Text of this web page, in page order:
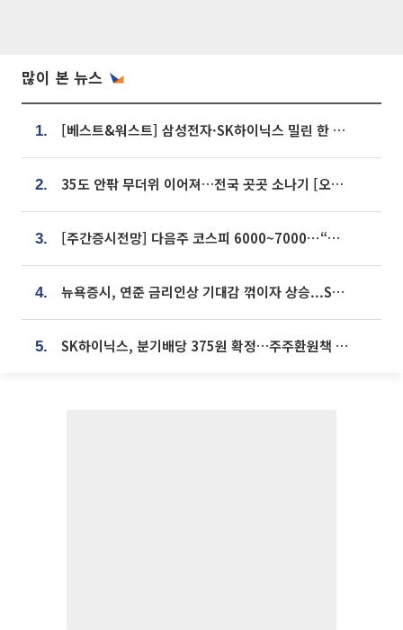
많이 본 뉴스
1. [베스트&워스트] 삼성전자·SK하이닉스 밀린 한 주…상상인증권은 85% 급등
2. 35도 안팎 무더위 이어져…전국 곳곳 소나기 [오늘 날씨]
3. [주간증시전망] 다음주 코스피 6000~7000⋯“外人 수급은 정책이 변수”
4. 뉴욕증시, 연준 금리인상 기대감 꺾이자 상승...S&P500 사상 최고치 [종합]
5. SK하이닉스, 분기배당 375원 확정…주주환원책 9월로 앞당겨 발표